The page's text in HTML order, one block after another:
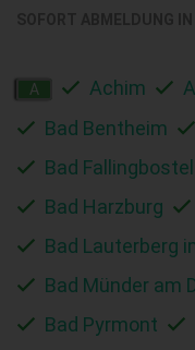
A Achim
Bad Bentheim
Bad Fallingbostel
Bad Harzburg
Bad Lauterberg
Bad Münder am
Bad Pyrmont